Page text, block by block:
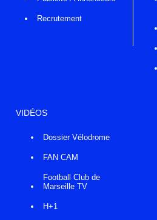
Recrutement
VIDÉOS
Dossier Vélodrome
FAN CAM
Football Club de
Marseille TV
H+1